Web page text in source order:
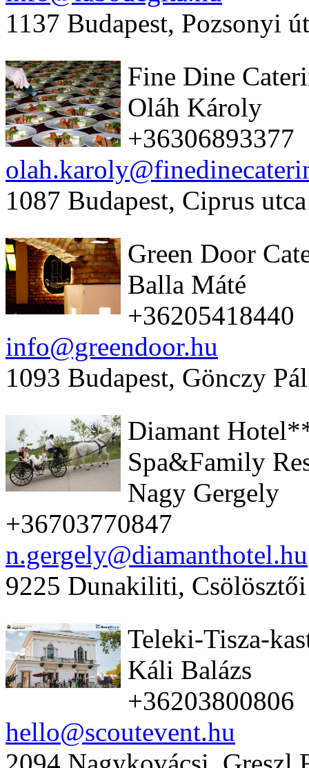
1137 Budapest, Pozsonyi
Fine Dine
Oláh Károly
+36306893377
1087 Budapest, Ciprus
Green Door
Balla Máté
+36205418440
info@greendoor.hu
1093 Budapest, Gönczy
Diamant
Spa&Family
Nagy Gergely
+36703770847
n.gergely@diamanthotel.hu
9225 Dunakiliti,
Teleki-Tisza-
Káli Balázs
+36203800806
hello@scoutevent.hu